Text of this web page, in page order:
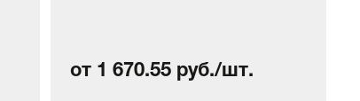
от 1 670.55 руб./шт.